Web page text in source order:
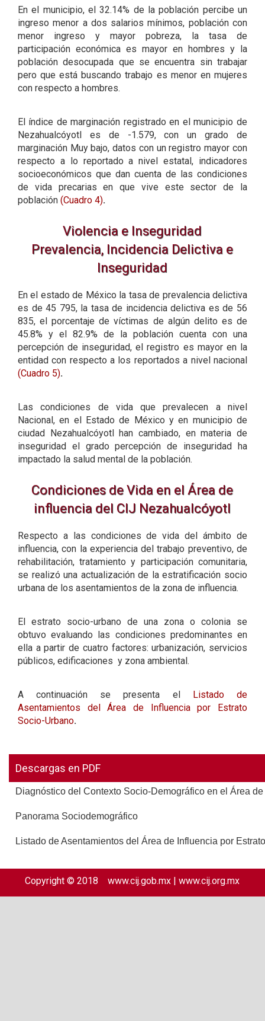
En el municipio, el 32.14% de la población percibe un
ingreso menor a dos salarios mínimos, población con
menor ingreso y mayor pobreza, la tasa de
participación económica es mayor en hombres y la
población desocupada que se encuentra sin trabajar
pero que está buscando trabajo es menor en mujeres
con respecto a hombres.
El índice de marginación registrado en el municipio de
Nezahualcóyotl es de -1.579, con un grado de
marginación Muy bajo, datos con un registro mayor con
respecto a lo reportado a nivel estatal, indicadores
socioeconómicos que dan cuenta de las condiciones
de vida precarias en que vive este sector de la
población (Cuadro 4).
Violencia e Inseguridad
Prevalencia, Incidencia Delictiva e
Inseguridad
En el estado de México la tasa de prevalencia delictiva
es de 45 795, la tasa de incidencia delictiva es de 56
835, el porcentaje de víctimas de algún delito es de
45.8% y el 82.9% de la población cuenta con una
percepción de inseguridad, el registro es mayor en la
entidad con respecto a los reportados a nivel nacional
(Cuadro 5).
Las condiciones de vida que prevalecen a nivel
Nacional, en el Estado de México y en municipio de
ciudad Nezahualcóyotl han cambiado, en materia de
inseguridad el grado percepción de inseguridad ha
impactado la salud mental de la población.
Condiciones de Vida en el Área de
influencia del CIJ Nezahualcóyotl
Respecto a las condiciones de vida del ámbito de
influencia, con la experiencia del trabajo preventivo, de
rehabilitación, tratamiento y participación comunitaria,
se realizó una actualización de la estratificación socio
urbana de los asentamientos de la zona de influencia.
El estrato socio-urbano de una zona o colonia se
obtuvo evaluando las condiciones predominantes en
ella a partir de cuatro factores: urbanización, servicios
públicos, edificaciones y zona ambiental.
A continuación se presenta el Listado de
Asentamientos del Área de Influencia por Estrato
Socio-Urbano.
Descargas en PDF
Diagnóstico del Contexto Socio-Demográfico en el Área
Panorama Sociodemográfico
Listado de Asentamientos del Área de Influencia por
Copyright © 2018www.cij.gob.mx |www.cij.org.mx